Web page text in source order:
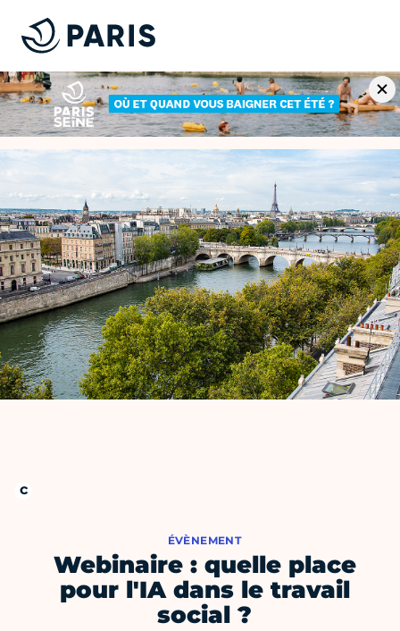
ÉVÈNEMENT
Webinaire : quelle place
pour l'IA dans le travail
social ?